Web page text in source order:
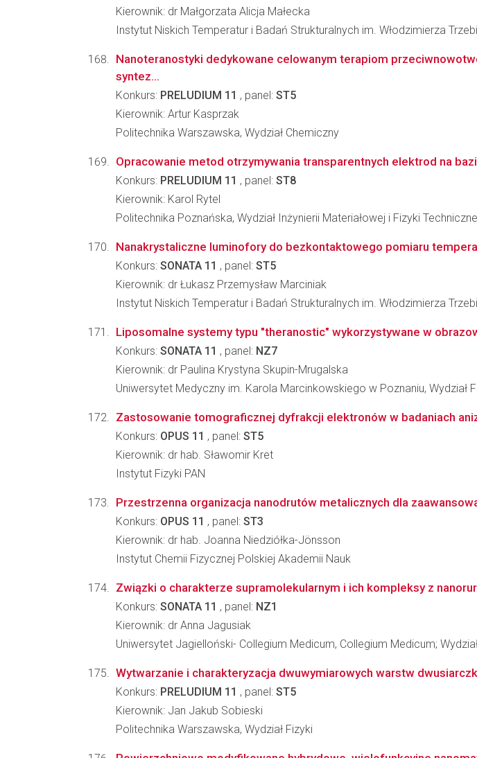
Kierownik: dr Małgorzata Alicja Małecka
Instytut Niskich Temperatur i Badań Strukturalnych im. Włodzimierza
Nanoteranostyki dedykowane celowanym terapiom
syntez...
Konkurs: PRELUDIUM 11 , panel: ST5
Kierownik: Artur Kasprzak
Politechnika Warszawska, Wydział Chemiczny
Opracowanie metod otrzymywania transparentnych elektrod na
Konkurs: PRELUDIUM 11 , panel: ST8
Kierownik: Karol Rytel
Politechnika Poznańska, Wydział Inżynierii Materiałowej i Fizyki
Nanakrystaliczne luminofory do bezkontaktowego pomiaru
Konkurs: SONATA 11 , panel: ST5
Kierownik: dr Łukasz Przemysław Marciniak
Instytut Niskich Temperatur i Badań Strukturalnych im. Włodzimierza
Liposomalne systemy typu "theranostic" wykorzystywane w
Konkurs: SONATA 11 , panel: NZ7
Kierownik: dr Paulina Krystyna Skupin-Mrugalska
Uniwersytet Medyczny im. Karola Marcinkowskiego w Poznaniu, Wydział
Zastosowanie tomograficznej dyfrakcji elektronów w badaniach
Konkurs: OPUS 11 , panel: ST5
Kierownik: dr hab. Sławomir Kret
Instytut Fizyki PAN
Przestrzenna organizacja nanodrutów metalicznych dla
Konkurs: OPUS 11 , panel: ST3
Kierownik: dr hab. Joanna Niedziółka-Jönsson
Instytut Chemii Fizycznej Polskiej Akademii Nauk
Związki o charakterze supramolekularnym i ich kompleksy z
Konkurs: SONATA 11 , panel: NZ1
Kierownik: dr Anna Jagusiak
Uniwersytet Jagielloński- Collegium Medicum, Collegium Medicum;
Wytwarzanie i charakteryzacja dwuwymiarowych warstw
Konkurs: PRELUDIUM 11 , panel: ST5
Kierownik: Jan Jakub Sobieski
Politechnika Warszawska, Wydział Fizyki